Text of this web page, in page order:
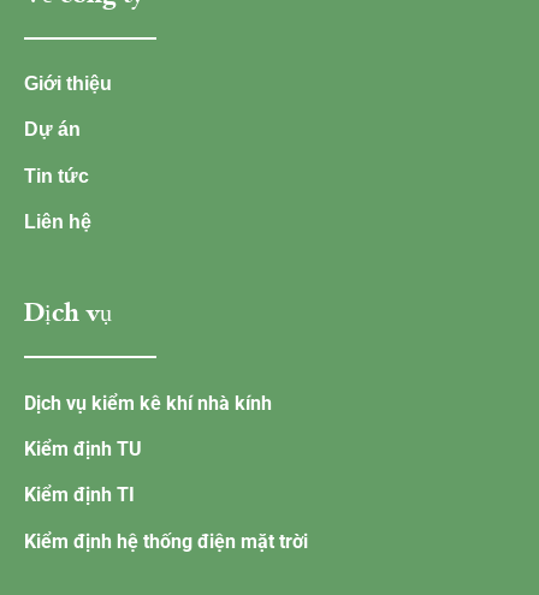
Giới thiệu
Dự án
Tin tức
Liên hệ
Dịch vụ
Dịch vụ kiểm kê khí nhà kính
Kiểm định TU
Kiểm định TI
Kiểm định hệ thống điện mặt trời